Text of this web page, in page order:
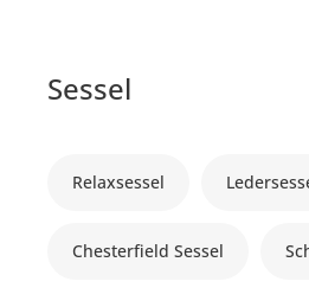
Sessel
Relaxsessel
Chesterfield Sessel